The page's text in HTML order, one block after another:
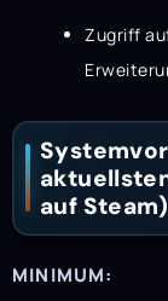
Zugriff
auf
MINIMUM: